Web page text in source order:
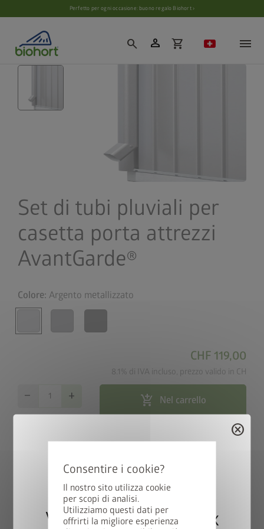
Impostazioni cookie
Il nostro sito utilizza cookie
per scopi di analisi.
Utilizziamo questi dati per
offrirti la migliore esperienza
Perfetto per ogni occasione: buono regalo Biohort ›
search person shopping_cart
Set di tubi pluviali per
casetta porta attrezzi
AvantGarde®
Colore: Argento metallizzato
CHF 119,00
8.1% di IVA incluso, prezzo valido in CH
remove add add_shopping_cart Nel carrello
map_search Cerca rivenditori
local_shipping
Consegna gratuita in 15 giorni
lavorativi
cancel
Vincete una StyleBox